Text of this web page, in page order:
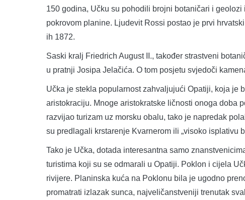
150 godina, Učku su pohodili brojni botaničari i
pokrovom planine. Ljudevit Rossi postao je prvi
ih 1872.
Saski kralj Friedrich August II., također strastveni
u pratnji Josipa Jelačića. O tom posjetu svjedoči
Učka je stekla popularnost zahvaljujući Opatiji, koja je
aristokraciju. Mnoge aristokratske ličnosti onoga doba
razvijao turizam uz morsku obalu, tako je napredak
su predlagali krstarenje Kvarnerom ili „visoko isplativu
Tako je Učka, dotada interesantna samo
turistima koji su se odmarali u Opatiji. Poklon i cijela
rivijere. Planinska kuća na Poklonu bila je ugodno
promatrati izlazak sunca, najveličanstveniji trenutak